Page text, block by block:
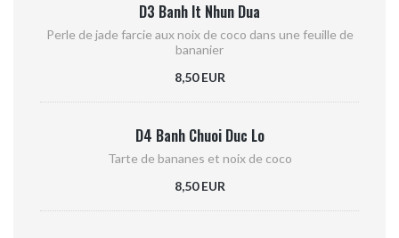
D3 Banh It Nhun Dua
Perle de jade farcie aux noix de coco dans une feuille de
bananier
8,50 EUR
D4 Banh Chuoi Duc Lo
Tarte de bananes et noix de coco
8,50 EUR